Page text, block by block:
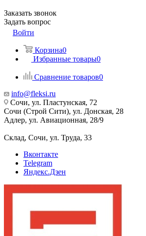
Заказать звонок
Задать вопрос
Войти
Корзина0
Избранные товары0
Сравнение товаров0
info@fleksi.ru
Сочи, ул. Пластунская, 72
Сочи (Строй Сити), ул. Донская, 28
Адлер, ул. Авиационная, 28/9
Склад, Сочи, ул. Труда, 33
Вконтакте
Telegram
Яндекс.Дзен